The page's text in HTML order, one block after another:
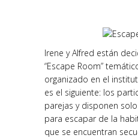
Irene y Alfred están
“Escape Room”
organizado en el
es el siguiente: los
parejas y disponen
para escapar de la
que se encuentran